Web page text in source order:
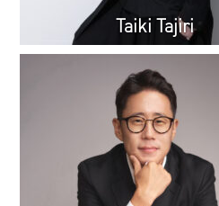
Taiki Tajiri